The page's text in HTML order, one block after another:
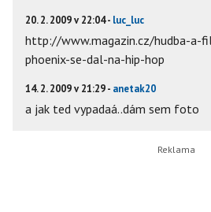
20. 2. 2009 v 22:04 - luc_luc
http://www.magazin.cz/hudba-a-
phoenix-se-dal-na-hip-hop
14. 2. 2009 v 21:29 - anetak20
a jak ted vypadaá..dám sem foto